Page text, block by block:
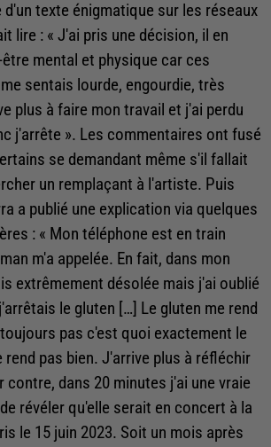
d'un texte énigmatique sur les réseaux
lire : « J'ai pris une décision, il en
mental et physique car ces
sentais lourde, engourdie, très
plus à faire mon travail et j'ai perdu
j'arrête ». Les commentaires ont fusé
se demandant même s'il fallait
un remplaçant à l'artiste. Puis
a publié une explication via quelques
: « Mon téléphone est en train
m'a appelée. En fait, dans mon
extrêmement désolée mais j'ai oublié
le gluten […] Le gluten me rend
pas c'est quoi exactement le
rend pas bien. J'arrive plus à réfléchir
dans 20 minutes j'ai une vraie
révéler qu'elle serait en concert à la
le 15 juin 2023. Soit un mois après